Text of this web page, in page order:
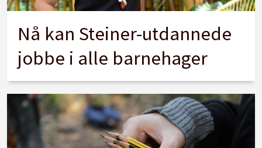
Nå kan Steiner-utdannede
jobbe i alle barnehager